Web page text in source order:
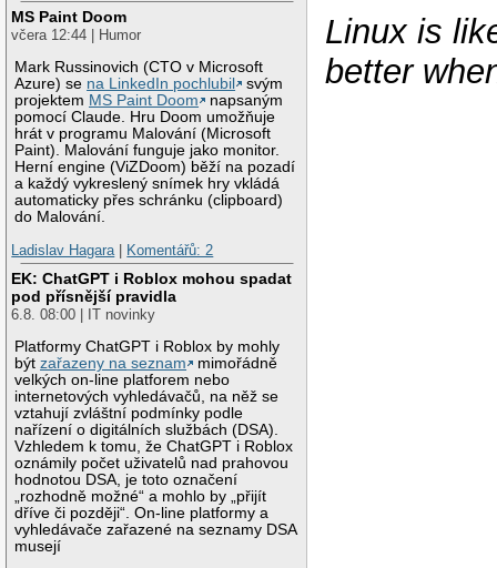
MS Paint Doom
včera 12:44 | Humor
Mark Russinovich (CTO v Microsoft
Azure) se na LinkedIn pochlubil
svým
projektem MS Paint Doom
napsaným
pomocí Claude. Hru Doom umožňuje
hrát v programu Malování (Microsoft
Paint). Malování funguje jako monitor.
Herní engine (ViZDoom) běží na pozadí
a každý vykreslený snímek hry vkládá
automaticky přes schránku (clipboard)
do Malování.
Ladislav Hagara
Komentářů: 2
EK: ChatGPT i Roblox mohou spadat
pod přísnější pravidla
6.8. 08:00 | IT novinky
Platformy ChatGPT i Roblox by mohly
býtzařazeny na seznam
mimořádně
velkých on-line platforem nebo
internetových vyhledávačů, na něž se
vztahují zvláštní podmínky podle
nařízení o digitálních službách (DSA).
Vzhledem k tomu, že ChatGPT i Roblox
oznámily počet uživatelů nad prahovou
hodnotou DSA, je toto označení
„rozhodně možné“ a mohlo by „přijít
dříve či později“. On-line platformy a
vyhledávače zařazené na seznamy DSA
musejí
Linux is
better